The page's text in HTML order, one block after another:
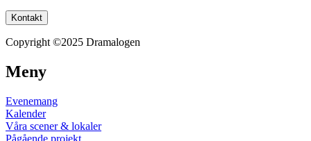
Kontakt
Copyright ©2025 Dramalogen
Meny
Evenemang
Kalender
Våra scener & lokaler